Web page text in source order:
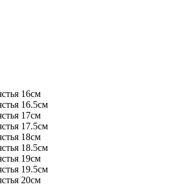
16см
16.5см
17см
17.5см
18см
18.5см
19см
19.5см
20см